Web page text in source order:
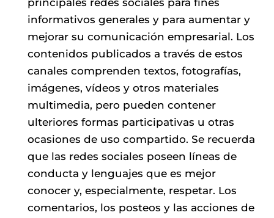
principales redes sociales para fines
informativos generales y para aumentar y
mejorar su comunicación empresarial. Los
contenidos publicados a través de estos
canales comprenden textos, fotografías,
imágenes, vídeos y otros materiales
multimedia, pero pueden contener
ulteriores formas participativas u otras
ocasiones de uso compartido. Se recuerda
que las redes sociales poseen líneas de
conducta y lenguajes que es mejor
conocer y, especialmente, respetar. Los
comentarios, los posteos y las acciones de